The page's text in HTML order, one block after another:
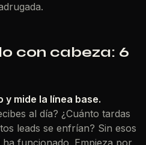
con cabeza: 6
y mide la línea base.
al día? ¿Cuánto tardas
leads se enfrían? Sin esos